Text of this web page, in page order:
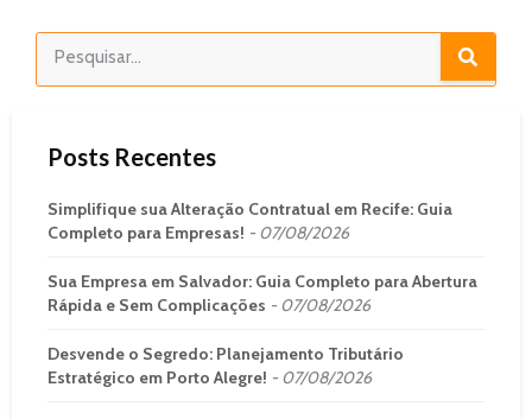
Posts Recentes
Simplifique sua Alteração Contratual em Recife: Guia
Completo para Empresas!
07/08/2026
Sua Empresa em Salvador: Guia Completo para Abertura
Rápida e Sem Complicações
07/08/2026
Desvende o Segredo: Planejamento Tributário
Estratégico em Porto Alegre!
07/08/2026